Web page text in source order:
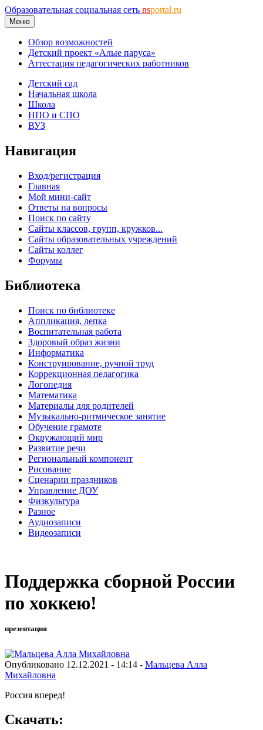
Образовательная социальная сеть nsportal.ru
Меню
Обзор возможностей
Детский проект «Алые паруса»
Аттестация педагогических работников
Детский сад
Начальная школа
Школа
НПО и СПО
ВУЗ
Навигация
Вход/регистрация
Главная
Мой мини-сайт
Ответы на вопросы
Поиск по сайту
Сайты классов, групп, кружков...
Сайты образовательных учреждений
Сайты коллег
Форумы
Библиотека
Поиск по библиотеке
Аппликация, лепка
Воспитательная работа
Здоровый образ жизни
Информатика
Конструирование, ручной труд
Коррекционная педагогика
Логопедия
Математика
Материалы для родителей
Музыкально-ритмическое занятие
Обучение грамоте
Окружающий мир
Развитие речи
Региональный компонент
Рисование
Сценарии праздников
Управление ДОУ
Физкультура
Разное
Аудиозаписи
Видеозаписи
Поддержка сборной России
по хоккею!
презентация
Опубликовано 12.12.2021 - 14:14 - Мальцева Алла
Михайловна
Россия вперед!
Скачать: